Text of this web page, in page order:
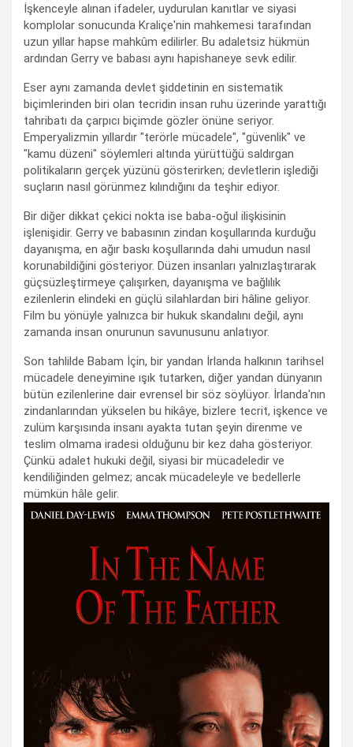
İşkenceyle alınan ifadeler, uydurulan kanıtlar ve siyasi
komplolar sonucunda Kraliçe'nin mahkemesi tarafından
uzun yıllar hapse mahkûm edilirler. Bu adaletsiz hükmün
ardından Gerry ve babası aynı hapishaneye sevk edilir.
Eser aynı zamanda devlet şiddetinin en sistematik
biçimlerinden biri olan tecridin insan ruhu üzerinde yarattığı
tahribatı da çarpıcı biçimde gözler önüne seriyor.
Emperyalizmin yıllardır "terörle mücadele", "güvenlik" ve
"kamu düzeni" söylemleri altında yürüttüğü saldırgan
politikaların gerçek yüzünü gösterirken; devletlerin işlediği
suçların nasıl görünmez kılındığını da teşhir ediyor.
Bir diğer dikkat çekici nokta ise baba-oğul ilişkisinin
işlenişidir. Gerry ve babasının zindan koşullarında kurduğu
dayanışma, en ağır baskı koşullarında dahi umudun nasıl
korunabildiğini gösteriyor. Düzen insanları yalnızlaştırarak
güçsüzleştirmeye çalışırken, dayanışma ve bağlılık
ezilenlerin elindeki en güçlü silahlardan biri hâline geliyor.
Film bu yönüyle yalnızca bir hukuk skandalını değil, aynı
zamanda insan onurunun savunusunu anlatıyor.
Son tahlilde Babam İçin, bir yandan İrlanda halkının tarihsel
mücadele deneyimine ışık tutarken, diğer yandan dünyanın
bütün ezilenlerine dair evrensel bir söz söylüyor. İrlanda'nın
zindanlarından yükselen bu hikâye, bizlere tecrit, işkence ve
zulüm karşısında insanı ayakta tutan şeyin direnme ve
teslim olmama iradesi olduğunu bir kez daha gösteriyor.
Çünkü adalet hukuki değil, siyasi bir mücadeledir ve
kendiliğinden gelmez; ancak mücadeleyle ve bedellerle
mümkün hâle gelir.